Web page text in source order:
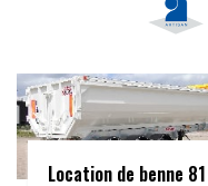
Location de benne 81